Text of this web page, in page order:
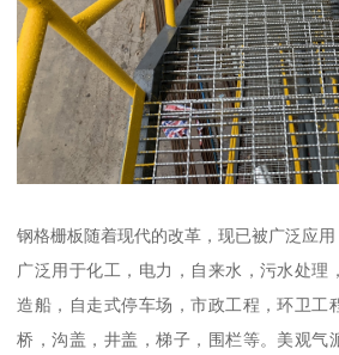
钢格栅板随着现代的改革，现已被广泛应用
广泛用于化工，电力，自来水，污水处理
造船，自走式停车场，市政工程，环卫工
桥，沟盖，井盖，梯子，围栏等。美观气